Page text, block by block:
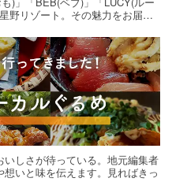
野リゾート。その魅力をお届け
しさが待っている。地元編集者
いと味を伝えます。見ればきっ